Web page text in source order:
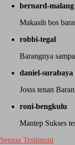
bernard-malang
Makasih bos
robbi-tegal
Barangnya
daniel-surabaya
Josss tenan
roni-bengkulu
Mantep Sukses
Semua Testimoni